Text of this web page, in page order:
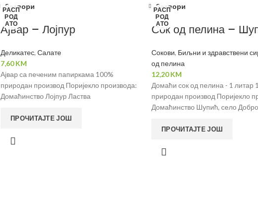
РАСП
РОД
АТО
Затвори
Ајвар – Лојпур
Деликатес, Салате
7,60KM
Ајвар са печеним папиркама 100%
природан производ Поријекло производа:
Домаћинство Лојпур Ластва
ПРОЧИТАЈТЕ ЈОШ
РАСП
РОД
АТО
Затвори
Сок од пелина –
Сокови, Биљни и здравствени
од пелина
12,20KM
Домаћи сок од пелина - 1 литар
природан производ Поријекло
Домаћинство Шупић, село
ПРОЧИТАЈТЕ ЈОШ